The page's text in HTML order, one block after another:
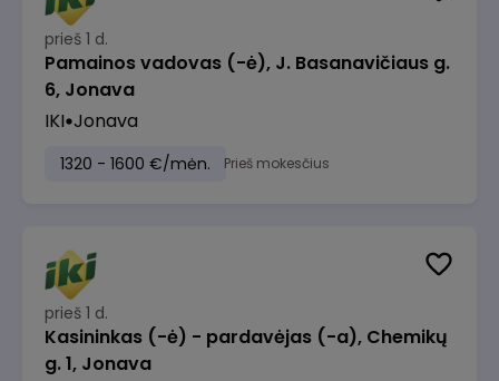
prieš 1 d.
Pamainos vadovas (-ė), J. Basanavičiaus g.
6, Jonava
IKI Jonava
1320 - 1600 €/mėn. Prieš mokesčius
prieš 1 d.
Kasininkas (-ė) - pardavėjas (-a), Chemikų
g. 1, Jonava